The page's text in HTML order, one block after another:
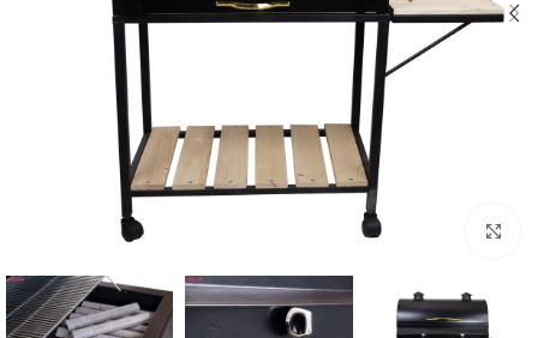
برای بزرگنمایی کلیک کنید